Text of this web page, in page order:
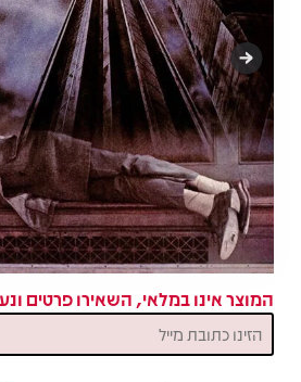
המוצר אינו במלאי, השאירו פרטים